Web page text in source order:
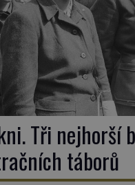
Tři nejhorší
táborů